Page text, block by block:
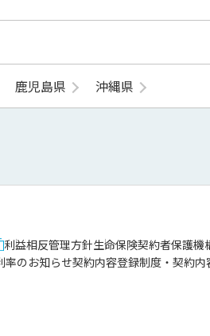
鹿児島県 沖縄県
利益相反管理方針生命保険契約者保護機
率のお知らせ契約内容登録制度・契約内